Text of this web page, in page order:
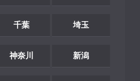
千葉 埼玉
神奈川 新潟